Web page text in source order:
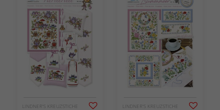
LINDNER'S KREUZSTICHE LINDNER'S KREUZSTICHE